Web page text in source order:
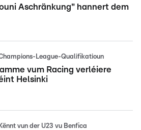
Aschränkung" hannert dem
League-Qualifikatioun
vum Racing verléiere
Helsinki
Kënnt vun der U23 vu Benfica